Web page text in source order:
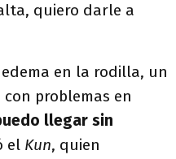
quiero darle a
en la rodilla, un
con problemas en
llegar sin
el Kun, quien